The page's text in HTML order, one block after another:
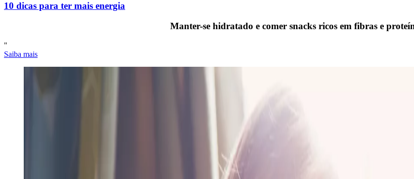
10 dicas para ter mais energia
Manter-se hidratado e comer snacks ricos em fibras e
"
Saiba mais